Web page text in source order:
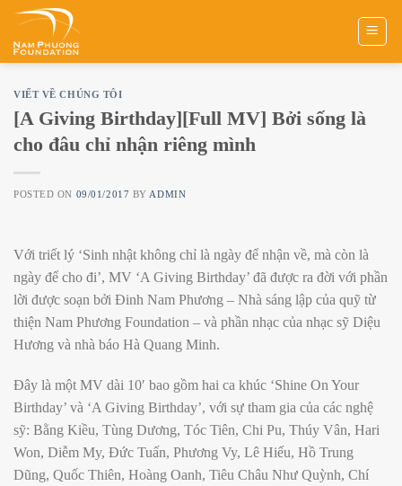
Skip
content
VIẾT VỀ CHÚNG TÔI
[A Giving Birthday][Full MV] Bởi sống là
cho đâu chỉ nhận riêng mình
POSTED ON 09/01/2017 BY ADMIN
Với triết lý ‘Sinh nhật không chỉ là ngày để nhận về, mà còn là
ngày để cho đi’, MV ‘A Giving Birthday’ đã được ra đời với phần
lời được soạn bởi Đinh Nam Phương – Nhà sáng lập của quỹ từ
thiện Nam Phương Foundation – và phần nhạc của nhạc sỹ Diệu
Hương và nhà báo Hà Quang Minh.
Đây là một MV dài 10′ bao gồm hai ca khúc ‘Shine On Your
Birthday’ và ‘A Giving Birthday’, với sự tham gia của các nghệ
sỹ: Bằng Kiều, Tùng Dương, Tóc Tiên, Chi Pu, Thúy Vân, Hari
Won, Diễm My, Đức Tuấn, Phương Vy, Lê Hiếu, Hồ Trung
Dũng, Quốc Thiên, Hoàng Oanh, Tiêu Châu Như Quỳnh, Chí